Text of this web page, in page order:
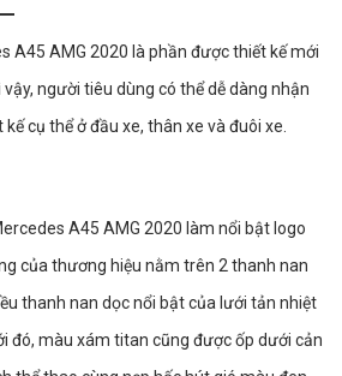
A45 AMG 2020 là phần được thiết kế mới
người tiêu dùng có thể dễ dàng nhận
cụ thể ở đầu xe, thân xe và đuôi xe.
A45 AMG 2020 làm nổi bật logo
của thương hiệu nằm trên 2 thanh nan
thanh nan dọc nổi bật của lưới tản nhiệt
đó, màu xám titan cũng được ốp dưới cản